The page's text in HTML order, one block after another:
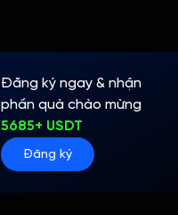
Đăng ký ngay & nhận
phần quà chào mừng
5685+ USDT
Đăng ký